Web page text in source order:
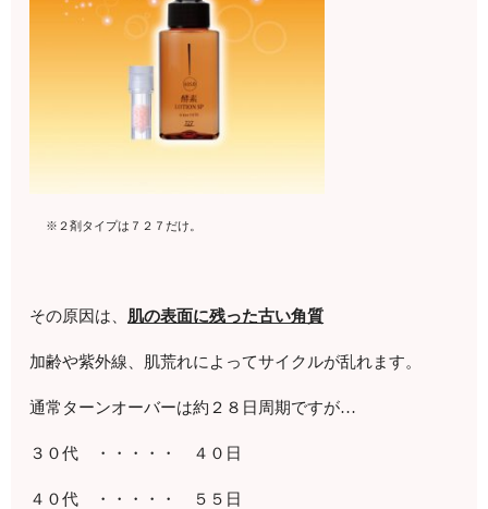
※２剤タイプは７２７だけ。
その原因は、 肌の表面に残った古い角質
加齢や紫外線、肌荒れによってサイクルが乱れます。
通常ターンオーバーは約２８日周期ですが…
３０代 ・・・・・ ４０日
４０代 ・・・・・ ５５日